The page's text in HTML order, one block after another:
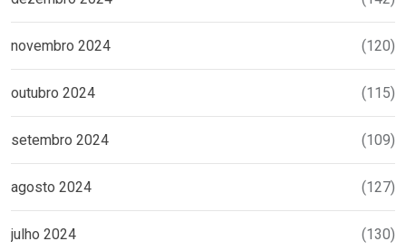
novembro 2024 (120)
outubro 2024 (115)
setembro 2024 (109)
agosto 2024 (127)
julho 2024 (130)